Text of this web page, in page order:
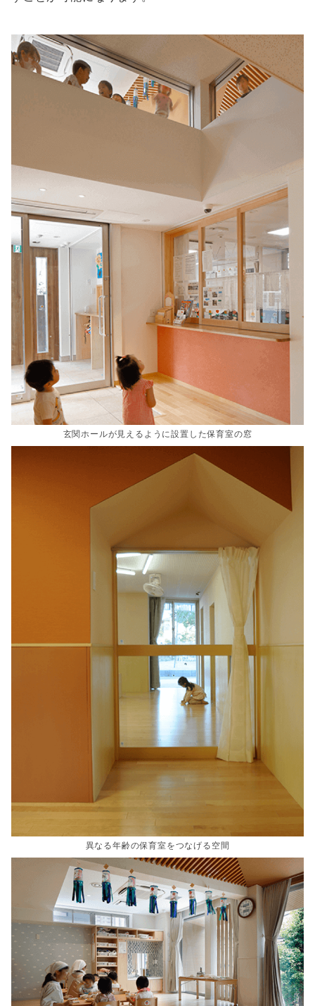
玄関ホールが見えるように設置した保育室の窓
異なる年齢の保育室をつなげる空間